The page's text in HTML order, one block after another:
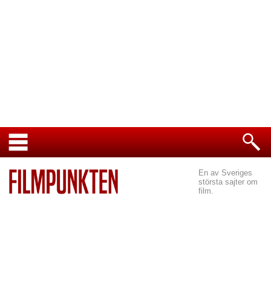
En av Sveriges
största sajter om
film.